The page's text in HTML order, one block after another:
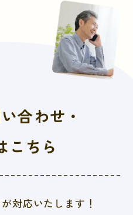
合わせ・
こちら
対応いたします！